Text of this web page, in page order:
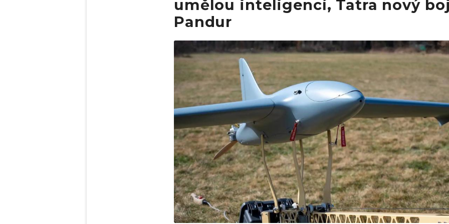
umělou inteligencí, Tatra nový
Pandur
Obrázek